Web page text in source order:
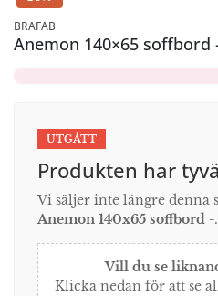
BRAFAB
Anemon 140×65 soffbord
UTGÅTT
Produkten har
Vi säljer inte längre denna
Anemon 140x65 soffbord -.
Vill du se
Klicka nedan för att se